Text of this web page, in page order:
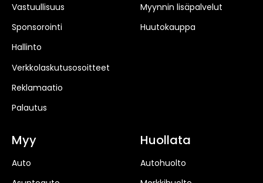
Vastuullisuus
Sponsorointi
Hallinto
Verkkolaskutusosoitteet
Reklamaatio
Palautus
Myynnin lisäpalvelut
Huutokauppa
Myy
Auto
Huollata
Autohuolto